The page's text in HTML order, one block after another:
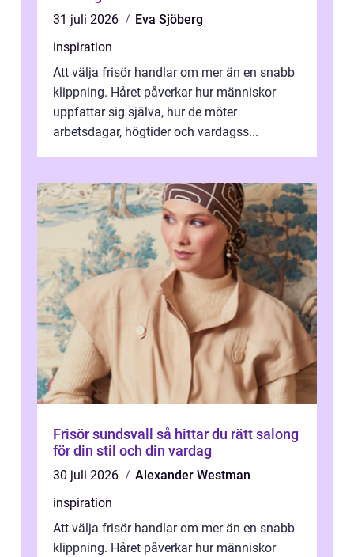
31 juli 2026
Eva Sjöberg
inspiration
Att välja frisör handlar om mer än en snabb
klippning. Håret påverkar hur människor
uppfattar sig själva, hur de möter
arbetsdagar, högtider och vardagss...
Frisör sundsvall så hittar du rätt salong
för din stil och din vardag
30 juli 2026
Alexander Westman
inspiration
Att välja frisör handlar om mer än en snabb
klippning. Håret påverkar hur människor